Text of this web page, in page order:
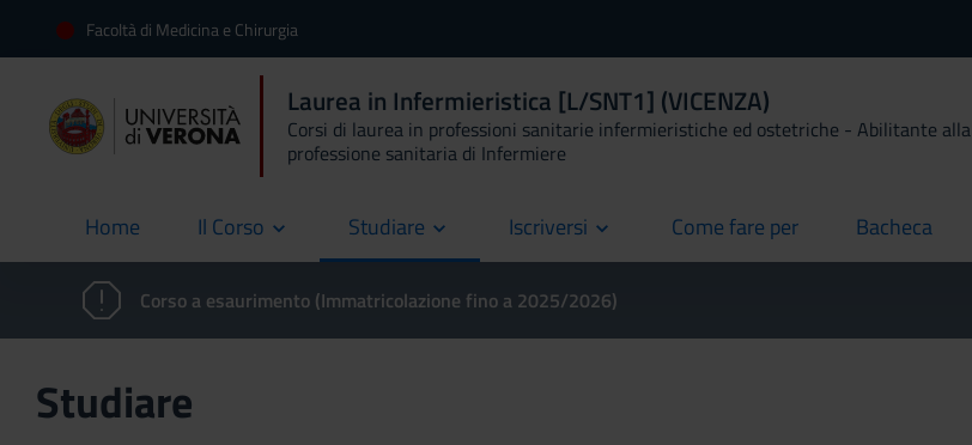
Facoltà di Medicina e Chirurgia
Laurea in Infermieristica [L/SNT1] (VICENZA)
Corsi di laurea in professioni sanitarie infermieristiche ed ostetriche - Abilitante alla
professione sanitaria di Infermiere
Home
current Il Corso Studiare Iscriversi Come fare per
current Bacheca
current
Corso a esaurimento (Immatricolazione fino a 2025/2026)
Studiare